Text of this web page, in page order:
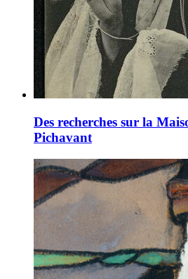
Des recherches sur la
Pichavant